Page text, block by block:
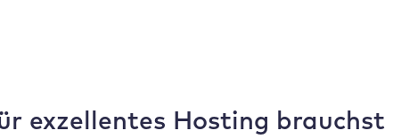
exzellentes Hosting brauchst